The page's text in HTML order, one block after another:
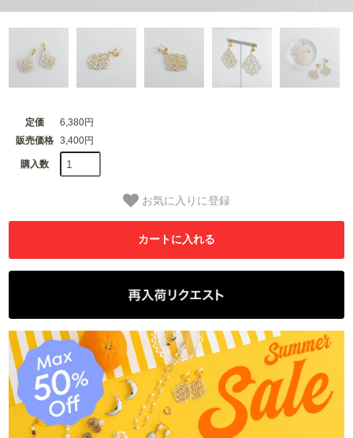
定価
6,380円
販売価格
3,400円
購入数
お気に入りに登録